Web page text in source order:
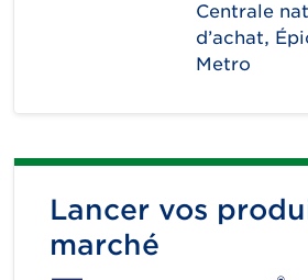
Centrale
d’achat,
Metro
Lancer vos
marché